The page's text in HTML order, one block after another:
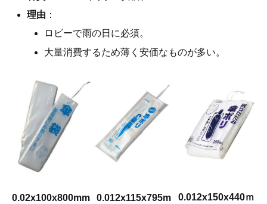
理由 ：
ロビーで雨の日に必須。
大量消費するため薄く安価なものが多い。
0.02x100x800mm
0.012x115x795m
0.012x150x440ｍ